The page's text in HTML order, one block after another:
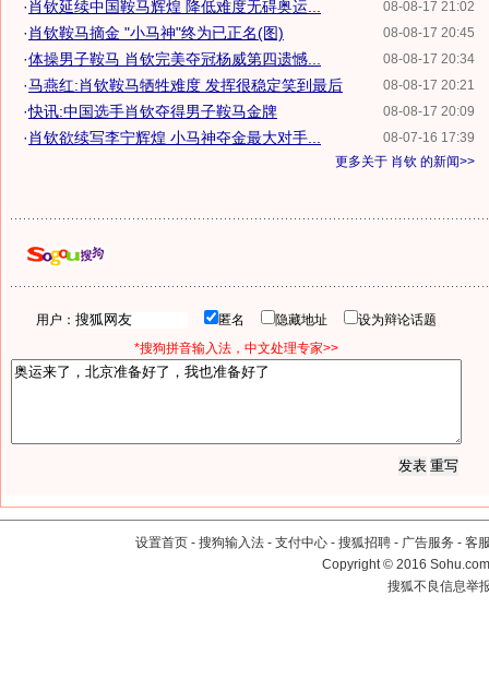
08-08-17 21:02
·肖钦延续中国鞍马辉煌 降低难度无碍奥运...
08-08-17 20:45
·肖钦鞍马摘金 "小马神"终为已正名(图)
08-08-17 20:34
·体操男子鞍马 肖钦完美夺冠杨威第四遗憾...
08-08-17 20:21
·马燕红:肖钦鞍马牺牲难度 发挥很稳定笑到最后
08-08-17 20:09
·快讯:中国选手肖钦夺得男子鞍马金牌
08-07-16 17:39
·肖钦欲续写李宁辉煌 小马神夺金最大对手...
更多关于 肖钦 的新闻>>
用户： 匿名 隐藏地址
设为辩论话题
*搜狗拼音输入法，中文处理专家>>
设置首页 - 搜狗输入法 - 支付中心 - 搜狐招聘 - 广告服务 - 客
Copyright©2016
搜狐不良信息举